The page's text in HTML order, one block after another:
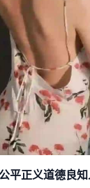
平正义道德良